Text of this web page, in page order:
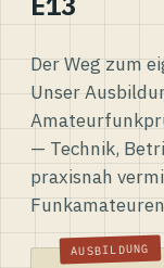
Der Weg zum
Unser
— Technik,
praxisnah